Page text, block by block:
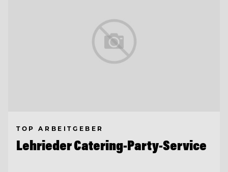
TOP ARBEITGEBER
Lehrieder Catering-Party-Service